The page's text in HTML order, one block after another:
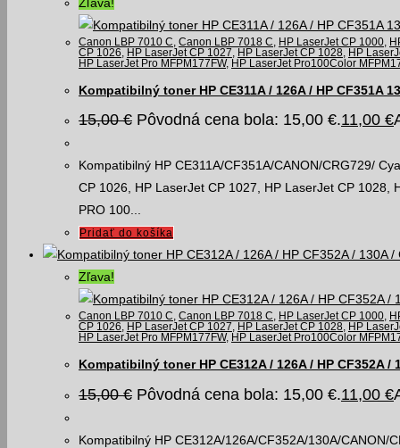
Zľava!
Canon LBP 7010 C, Canon LBP 7018 C, HP LaserJet CP 1000,
CP 1026, HP LaserJet CP 1027, HP LaserJet CP 1028, HP
HP LaserJet Pro MFPM177FW, HP LaserJet Pro100Color
Kompatibilný toner HP CE311A / 126A / HP CF351A
15,00€ Pôvodná cena bola: 15,00 €.11,00 €
Kompatibilný HP CE311A/CF351A/CANON/CRG729/
CP 1026, HP LaserJet CP 1027, HP LaserJet CP 1028,
PRO 100...
Pridať do košíka
Zľava!
Canon LBP 7010 C, Canon LBP 7018 C, HP LaserJet CP 1000,
CP 1026, HP LaserJet CP 1027, HP LaserJet CP 1028, HP
HP LaserJet Pro MFPM177FW, HP LaserJet Pro100Color
Kompatibilný toner HP CE312A / 126A / HP CF352A /
15,00€ Pôvodná cena bola: 15,00 €.11,00 €
Kompatibilný HP CE312A/126A/CF352A/130A/